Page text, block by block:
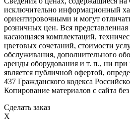
исключительно информационный
ориентировочными и могут
розничных цен. Вся
касающаяся комплектаций,
цветовых сочетаний, стоимости
обслуживания, дополнительного
аренды оборудования и т. п., ни при
является публичной офертой,
437 Гражданского кодекса
Копирование материалов с сайта
Сделать заказ
X